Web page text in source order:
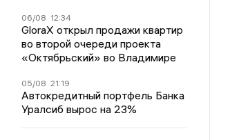
06/08 12:34
GloraX открыл продажи квартир
во второй очереди проекта
«Октябрьский» во Владимире
05/08 21:19
Автокредитный портфель Банка
Уралсиб вырос на 23%